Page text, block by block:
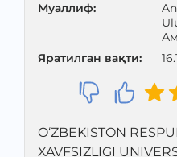
Муаллиф:
Яратилган вақти:
O‘ZBEKISTON
XAVFSIZLIGI